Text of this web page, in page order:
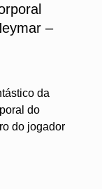
–
da
do
do jogador